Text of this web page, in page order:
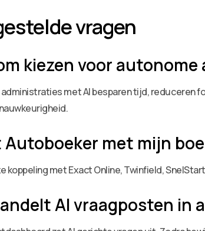
vragen
kiezen voor
met AI besparen tijd, reduceren
Autoboeker met mijn
koppeling met Exact Online, Twinfield,
AI vraagposten in